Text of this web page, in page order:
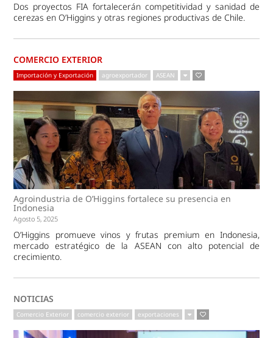
Dos proyectos FIA fortalecerán competitividad y sanidad de
cerezas en O’Higgins y otras regiones productivas de Chile.
COMERCIO EXTERIOR
Importación y Exportación agroexportador ASEAN
Agroindustria de O’Higgins fortalece su presencia en
Indonesia
Agosto 5, 2025
O’Higgins promueve vinos y frutas premium en Indonesia,
mercado estratégico de la ASEAN con alto potencial de
crecimiento.
NOTICIAS
Comercio Exterior comercio exterior exportaciones